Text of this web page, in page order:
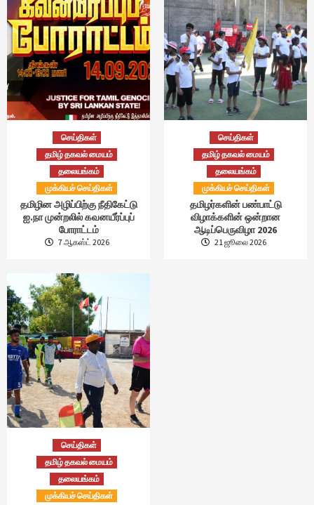
செய்திகள்
தமிழ் தகவல் மையம்
தலையங்கம்
முக்கியச் செய்திகள்
தமிழின அழிப்பிற்கு நீதிகேட்டு
ஐ.நா முன்றலில் கவனயீர்ப்புப்
போராட்டம்
7 ஆகஸ்ட் 2026
செய்திகள்
தமிழ் தகவல் மையம்
தலையங்கம்
முக்கியச் செய்திகள்
தமிழர்களின் பண்பாட்டு
விழாக்களின் ஒன்றான
ஆடிப்பெருவிழா 2026
21 ஜூலை 2026
செய்திகள்
தமிழ் தகவல் மையம்
தலையங்கம்
முக்கியச் செய்திகள்